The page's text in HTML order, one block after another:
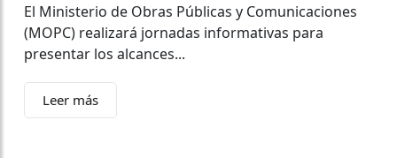
El Ministerio de Obras Públicas y Comunicaciones
(MOPC) realizará jornadas informativas para
presentar los alcances...
Leer más